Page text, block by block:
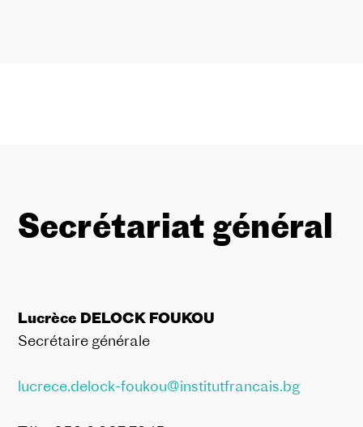
Secrétariat général
Lucrèce DELOCK FOUKOU
Secrétaire générale
lucrece.delock-foukou@institutfrancais.bg